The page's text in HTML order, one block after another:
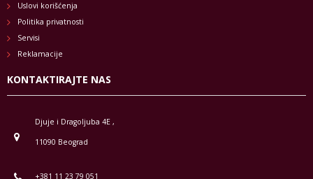
Uslovi korišćenja
Politika privatnosti
Servisi
Reklamacije
KONTAKTIRAJTE NAS
Djuje i Dragoljuba 4E ,
11090 Beograd
+381 11 23 79 051